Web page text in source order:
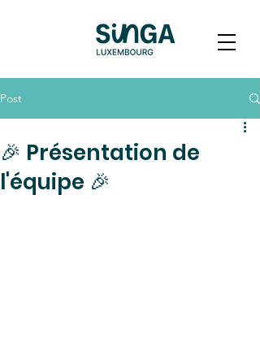
Post
🎉 Présentation de
l'équipe 🎉